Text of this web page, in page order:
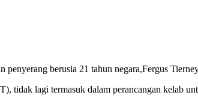
berusia 21 tahun negara,Fergus
tidak lagi termasuk dalam perancangan kelab